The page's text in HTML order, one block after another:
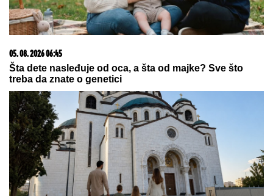
05. 08. 2026 06:45
Šta dete nasleđuje od oca, a šta od majke? Sve što
treba da znate o genetici